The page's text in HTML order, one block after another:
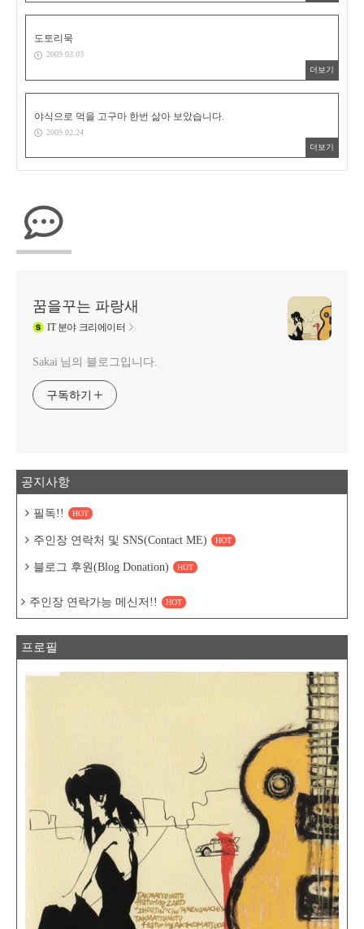
도토리묵
2009.03.03
더보기
야식으로 먹을 고구마 한번 삶아 보았습니다.
2009.02.24
더보기
꿈을꾸는 파랑새
IT분야 크리에이터
Sakai 님의 블로그입니다.
구독하기
공지사항
필독!! HOT
주인장 연락처 및 SNS(Contact ME) HOT
블로그 후원(Blog Donation) HOT
주인장 연락가능 메신저!! HOT
프로필